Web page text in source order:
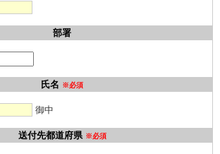
部署
氏名 ※必須
御中
送付先都道府県 ※必須